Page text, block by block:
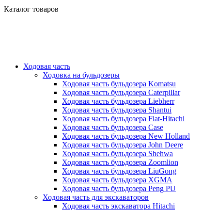
Каталог товаров
Ходовая часть
Ходовка на бульдозеры
Ходовая часть бульдозера Komatsu
Ходовая часть бульдозера Caterpillar
Ходовая часть бульдозера Liebherr
Ходовая часть бульдозера Shantui
Ходовая часть бульдозера Fiat-Hitachi
Ходовая часть бульдозера Case
Ходовая часть бульдозера New Holland
Ходовая часть бульдозера John Deere
Ходовая часть бульдозера Shehwa
Ходовая часть бульдозера Zoomlion
Ходовая часть бульдозера LiuGong
Ходовая часть бульдозера XGMA
Ходовая часть бульдозера Peng PU
Ходовая часть для экскаваторов
Ходовая часть экскаватора Hitachi